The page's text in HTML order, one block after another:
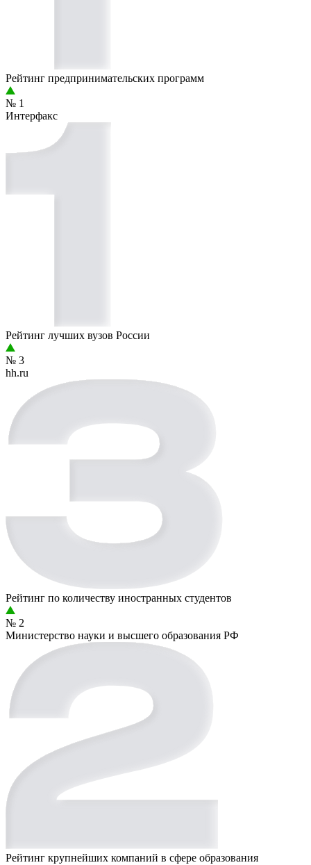
Рейтинг предприниматель­ских программ
№ 1
Интерфакс
Рейтинг лучших вузов России
№ 3
hh.ru
Рейтинг по количеству иностранных студентов
№ 2
Министерство науки и высшего образования РФ
Рейтинг крупнейших компаний в сфере образования